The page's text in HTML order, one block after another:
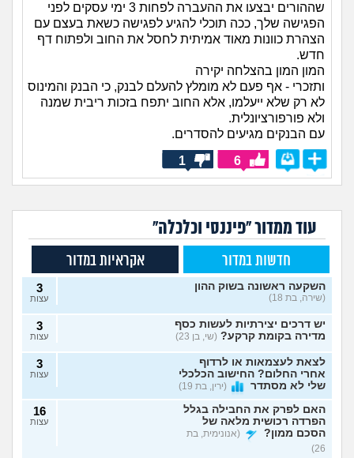
שההורים יבצעו את ההעברה לפחות 3 ימי עסקים לפני
הפגישה שלך, ככה תוכלי להגיע לפגישה כשאת בעצם עם
הצהרת כוונות מאוד אמיתית לחסל את החוב ולפתוח דף
חדש.
המון המון בהצלחה יקירה
ותזכרי - אף פעם לא מומלץ להעלם לבנק, כי הבנק והמינוס
לא רק שלא ייעלמו, אלא החוב יתפח בזכות ריבית שמנה
ולא פורפורציונלית.
עם הבנקים מגיעים להסדרים.
6
1
עוד ממדור "פיננסי וכלכלה"
חדשות במדור אקראיות במדור
השקעה ראשונה בשוק ההון
(שירה, בת 18)
3
עצות
יש דרכים יצירתיות לעשות כסף
מדירה בקומת קרקע? (שי, בן 23)
3
עצות
לצאת לעצמאות או לרדוף
אחרי החלום? החישוב הכלכלי
שלי לא מסתדר
(ירין, בת 19)
3
עצות
האם לפרק את החבילה בגלל
הפרדה רכושית מלאה של
הסכם ממון?
(אנונימית, בת
26)
16
עצות